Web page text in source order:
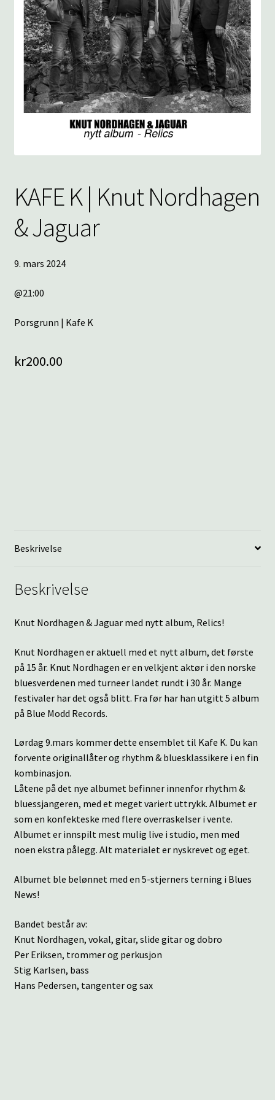
KONTAKT
SPØRSMÅL OG SVAR
HANDLEKURV
Min konto
KAFE K | Knut Nordhagen
& Jaguar
9. mars 2024
@21:00
Porsgrunn | Kafe K
kr200.00
Beskrivelse
Beskrivelse
Knut Nordhagen & Jaguar med nytt album, Relics!
Knut Nordhagen er aktuell med et nytt album, det første
på 15 år. Knut Nordhagen er en velkjent aktør i den norske
bluesverdenen med turneer landet rundt i 30 år. Mange
festivaler har det også blitt. Fra før har han utgitt 5 album
på Blue Modd Records.
Lørdag 9.mars kommer dette ensemblet til Kafe K. Du kan
forvente originallåter og rhythm & bluesklassikere i en fin
kombinasjon.
Låtene på det nye albumet befinner innenfor rhythm &
bluessjangeren, med et meget variert uttrykk. Albumet er
som en konfekteske med flere overraskelser i vente.
Albumet er innspilt mest mulig live i studio, men med
noen ekstra pålegg. Alt materialet er nyskrevet og eget.
Albumet ble belønnet med en 5-stjerners terning i Blues
News!
Bandet består av:
Knut Nordhagen, vokal, gitar, slide gitar og dobro
Per Eriksen, trommer og perkusjon
Stig Karlsen, bass
Hans Pedersen, tangenter og sax